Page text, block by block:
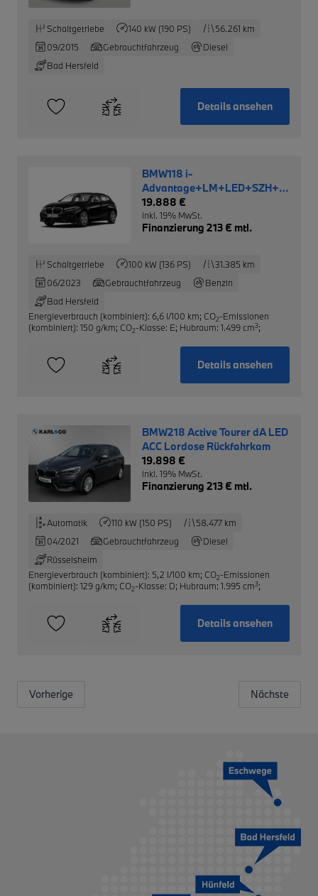
Schaltgetriebe 140 kW (190 PS)
56.261 km
09/2015
Gebrauchtfahrzeug
Diesel
Bad Hersfeld
Details ansehen
BMW118 i-
Cockpit+
19.888 €
inkl. 19% MwSt.
Finanzierung 213 € mtl.
Schaltgetriebe 100 kW (136 PS)
31.385 km
06/2023
Gebrauchtfahrzeug
Benzin
Bad Hersfeld
Energieverbrauch (kombiniert): 6,6 l/100 km; CO2-Emissionen
(kombiniert): 150 g/km; CO2-Klasse: E; Hubraum: 1.499 cm3;
Details ansehen
BMW218 Active Tourer dA LED
ACC Lordose Rückfahrkam
19.898 €
inkl. 19% MwSt.
Finanzierung 213 € mtl.
Automatik 110 kW (150 PS)
58.477 km
04/2021
Gebrauchtfahrzeug
Diesel
Rüsselsheim
Energieverbrauch (kombiniert): 5,2 l/100 km; CO2-Emissionen
(kombiniert): 129 g/km; CO2-Klasse: D; Hubraum: 1.995 cm3;
Details ansehen
Vorherige Nächste